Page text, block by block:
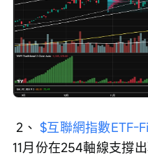
2、 $互聯網指數ETF-
11月份在254軸線支撐